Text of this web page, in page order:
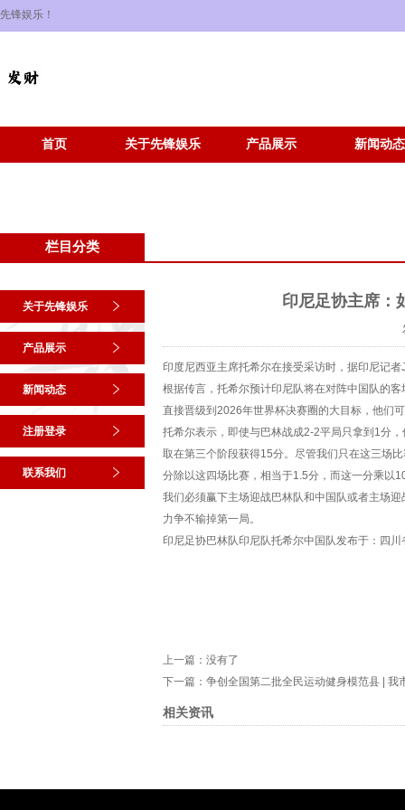
先锋娱乐！
首页 关于先锋娱乐 产品展示 新闻动态
栏目分类
关于先锋娱乐
产品展示
新闻动态
注册登录
联系我们
印尼足协主席：
印度尼西亚主席托希尔在接受采访时，据印尼记
根据传言，托希尔预计印尼队将在对阵中国队的
直接晋级到2026年世界杯决赛圈的大目标，他们
托希尔表示，即使与巴林战成2-2平局只拿到1分
取在第三个阶段获得15分。尽管我们只在这三场
分除以这四场比赛，相当于1.5分，而这一分乘以
我们必须赢下主场迎战巴林队和中国队或者主场
力争不输掉第一局。
印尼足协巴林队印尼队托希尔中国队发布于：四川
上一篇：没有了
下一篇： 争创全国第二批全民运动健身模范县 | 我
相关资讯